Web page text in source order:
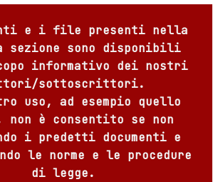
e i file presenti nella
sezione sono disponibili
informativo dei nostri
sottoscrittori.
uso, ad esempio quello
non è consentito se non
i predetti documenti e
le norme e le procedure
di legge.